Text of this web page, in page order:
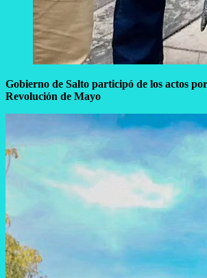
Gobierno de Salto participó de los actos
Revolución de Mayo